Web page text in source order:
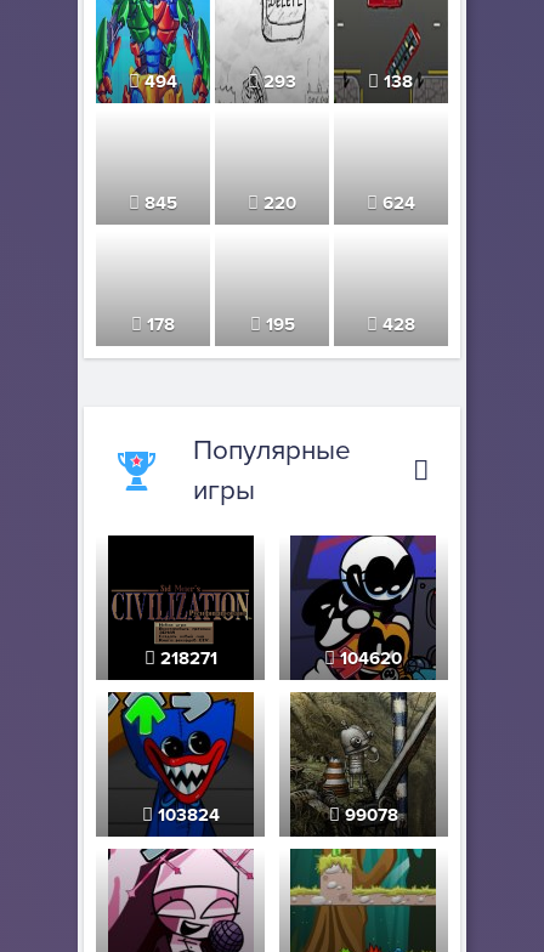
494 293 138
845 220 624
178 195 428
Популярные
игры
218271 104620
103824 99078